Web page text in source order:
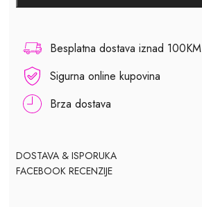
Besplatna dostava iznad 100KM
Sigurna online kupovina
Brza dostava
DOSTAVA & ISPORUKA
FACEBOOK RECENZIJE